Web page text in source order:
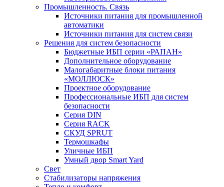
Промышленность. Связь
Источники питания для промышленной
автоматики
Источники питания для систем связи
Решения для систем безопасности
Бюджетные ИБП серии «РАПАН»
Дополнительное оборудование
Малогабаритные блоки питания
«МОЛЛЮСК»
Проектное оборудование
Профессиональные ИБП для систем
безопасности
Серия DIN
Серия RACK
СКУД SPRUT
Термошкафы
Уличные ИБП
Умный двор Smart Yard
Свет
Стабилизаторы напряжения